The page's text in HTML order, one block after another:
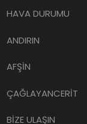
HAVA DURUMU
ANDIRIN
AFŞİN
ÇAĞLAYANCERİT
BİZE ULAŞIN